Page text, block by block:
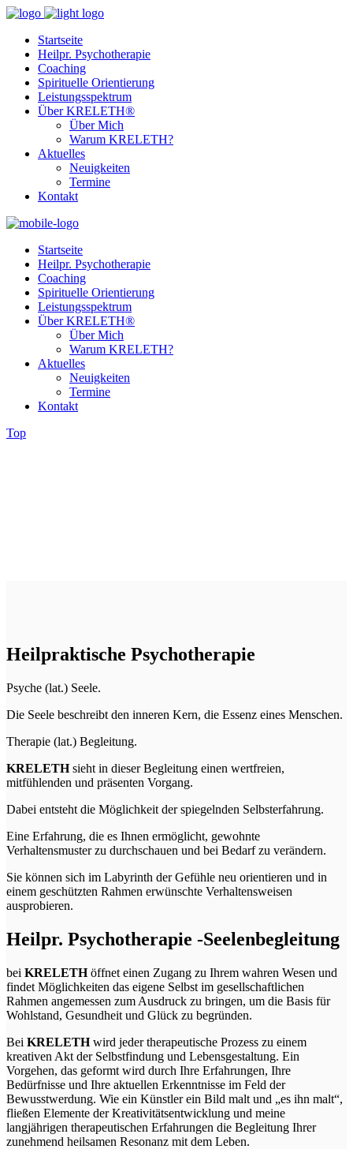
Startseite
Heilpr. Psychotherapie
Coaching
Spirituelle Orientierung
Leistungsspektrum
Über KRELETH®
Über Mich
Warum KRELETH?
Aktuelles
Neuigkeiten
Termine
Kontakt
Startseite
Heilpr. Psychotherapie
Coaching
Spirituelle Orientierung
Leistungsspektrum
Über KRELETH®
Über Mich
Warum KRELETH?
Aktuelles
Neuigkeiten
Termine
Kontakt
Top
Heilpraktische Psychotherapie
Psyche (lat.) Seele.
Die Seele beschreibt den inneren Kern, die Essenz eines Menschen.
Therapie (lat.) Begleitung.
KRELETHsieht in dieser Begleitung einen wertfreien,
mitfühlenden und präsenten Vorgang.
Dabei entsteht die Möglichkeit der spiegelnden Selbsterfahrung.
Eine Erfahrung, die es Ihnen ermöglicht, gewohnte
Verhaltensmuster zu durchschauen und bei Bedarf zu verändern.
Sie können sich im Labyrinth der Gefühle neu orientieren und in
einem geschützten Rahmen erwünschte Verhaltensweisen
ausprobieren.
Heilpr. Psychotherapie -Seelenbegleitung
bei KRELETHöffnet einen Zugang zu Ihrem wahren Wesen und
findet Möglichkeiten das eigene Selbst im gesellschaftlichen
Rahmen angemessen zum Ausdruck zu bringen, um die Basis für
Wohlstand, Gesundheit und Glück zu begründen.
Bei KRELETHwird jeder therapeutische Prozess zu einem
kreativen Akt der Selbstfindung und Lebensgestaltung. Ein
Vorgehen, das geformt wird durch Ihre Erfahrungen, Ihre
Bedürfnisse und Ihre aktuellen Erkenntnisse im Feld der
Bewusstwerdung. Wie ein Künstler ein Bild malt und „es ihn malt“,
fließen Elemente der Kreativitätsentwicklung und meine
langjährigen therapeutischen Erfahrungen die Begleitung Ihrer
zunehmend heilsamen Resonanz mit dem Leben.